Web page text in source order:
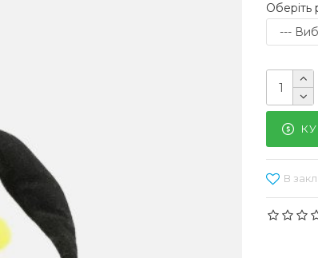
Оберіть
В